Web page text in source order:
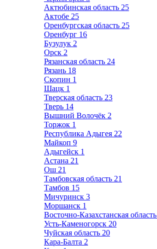
Актюбинская область 25
Актобе 25
Оренбургская область 25
Оренбург 16
Бузулук 2
Орск 2
Рязанская область 24
Рязань 18
Скопин 1
Шацк 1
Тверская область 23
Тверь 14
Вышний Волочёк 2
Торжок 1
Республика Адыгея 22
Майкоп 9
Адыгейск 1
Астана 21
Ош 21
Тамбовская область 21
Тамбов 15
Мичуринск 3
Моршанск 1
Восточно-Казахстанская область
Усть-Каменогорск 20
Чуйская область 20
Кара-Балта 2